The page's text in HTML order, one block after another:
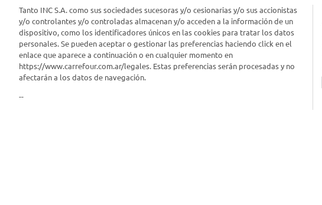
Tarjeta Mi Carrefour
Panel Carrefour
Puntos Verdes
Tasas de interés
Contacto
Tanto INC S.A. como sus sociedades sucesoras y/o cesionarias y/o sus accionistas
y/o controlantes y/o controladas almacenan y/o acceden a la información de un
dispositivo, como los identificadores únicos en las cookies para tratar los datos
personales. Se pueden aceptar o gestionar las preferencias haciendo click en el
enlace que aparece a continuación o en cualquier momento en
https://www.carrefour.com.ar/legales. Estas preferencias serán procesadas y no
afectarán a los datos de navegación.
--